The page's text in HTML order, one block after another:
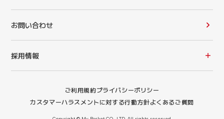
お問い合わせ
採用情報
ご利用規約プライバシーポリシー
カスタマーハラスメントに対する行動方針よくあるご質問